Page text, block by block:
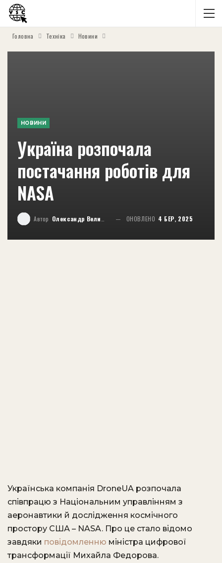
Головна Техніка Новини
НОВИНИ
Україна розпочала
постачання роботів для
NASA
Автор Олександр Великий ОНОВЛЕНО 4 БЕР, 2025
Українська компанія DroneUA розпочала
співпрацю з Національним управлінням з
аеронавтики й дослідження космічного
простору США – NASA. Про це стало відомо
завдяки повідомленню міністра цифрової
трансформації Михайла Федорова.